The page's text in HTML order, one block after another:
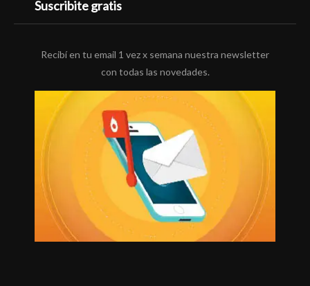
Suscribite gratis
Recibí en tu email 1 vez x semana nuestra newsletter
con todas las novedades.